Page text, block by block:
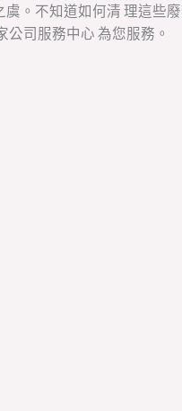
虞。不知道如何清 理這些
公司服務中心 為您服務。
整理出常見問題
是否需要準備小費給搬運
選的，但若服務滿意，適
是否有運輸限制或禁運物
不包含格上台北搬家公司
相關限制。
否需要檢查貨物的完整性？
和貨物的完整性，並在遇